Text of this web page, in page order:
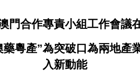
門合作專責小組工作會議
粵產”為突破口為兩地產
入新動能